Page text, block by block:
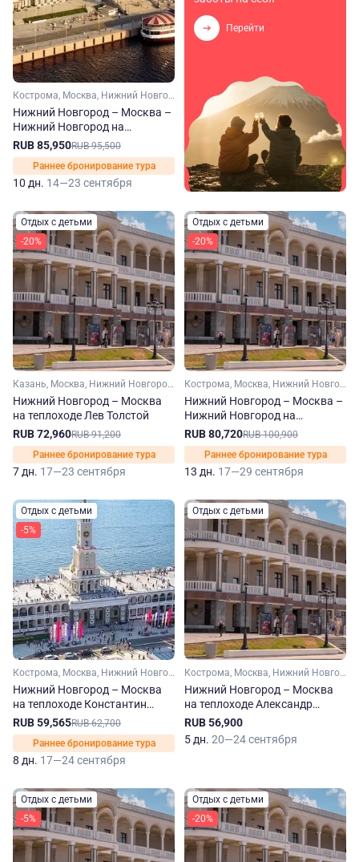
Кострома, Москва, Нижний Новгород, Тверь, Ярославль, Углич, Плес, Кинешма, Мышкин, Городец
Нижний Новгород – Москва –
Нижний Новгород на
теплоходе Александр Суворов
RUB 85,950RUB 95,500
Раннее бронирование тура
10 дн. 14—23 сентября
Перейти
Отдых с детьми
-20%
Казань, Москва, Нижний Новгород, Чебоксары, Ярославль, Углич, Городец
Нижний Новгород – Москва
на теплоходе Лев Толстой
RUB 72,960RUB 91,200
Раннее бронирование тура
7 дн. 17—23 сентября
Отдых с детьми
-20%
Кострома, Москва, Нижний Новгород, Рыбинск, Тверь, Ярославль, Углич, Калязин, Плес, Кинешма, Мышкин, Городец, Юрьевец, Завидово
Нижний Новгород – Москва –
Нижний Новгород на
теплоходе Константин Федин
RUB 80,720RUB 100,900
Раннее бронирование тура
13 дн. 17—29 сентября
Отдых с детьми
-5%
Кострома, Москва, Нижний Новгород, Рыбинск, Тверь, Ярославль, Плес, Кинешма, Мышкин, Городец, Юрьевец
Нижний Новгород – Москва
на теплоходе Константин
Федин
RUB 59,565RUB 62,700
Раннее бронирование тура
8 дн. 17—24 сентября
Отдых с детьми
Кострома, Москва, Нижний Новгород, Рыбинск, Углич, Плес, Городец
Нижний Новгород – Москва
на теплоходе Александр
Радищев
RUB 56,900
5 дн. 20—24 сентября
Отдых с детьми
-5%
Отдых с детьми
-20%